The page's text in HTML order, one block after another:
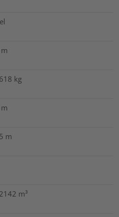
m
kg
m
m
m³